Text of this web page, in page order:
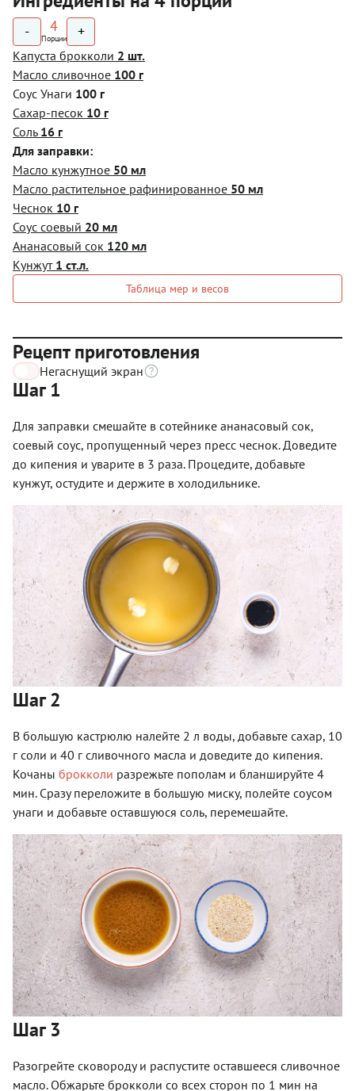
- 4
Порции +
Капуста брокколи 2 шт.
Масло сливочное 100 г
Соус Унаги 100 г
Сахар-песок 10 г
Соль 16 г
Для заправки:
Масло кунжутное 50 мл
Масло растительное рафинированное 50 мл
Чеснок 10 г
Соус соевый 20 мл
Ананасовый сок 120 мл
Кунжут 1 ст.л.
Таблица мер и весов
Рецепт приготовления
Негаснущий экран
Шаг 1
Для заправки смешайте в сотейнике ананасовый сок,
соевый соус, пропущенный через пресс чеснок. Доведите
до кипения и уварите в 3 раза. Процедите, добавьте
кунжут, остудите и держите в холодильнике.
Шаг 2
В большую кастрюлю налейте 2 л воды, добавьте сахар, 10
г соли и 40 г сливочного масла и доведите до кипения.
Кочаны брокколи разрежьте пополам и бланшируйте 4
мин. Сразу переложите в большую миску, полейте соусом
унаги и добавьте оставшуюся соль, перемешайте.
Шаг 3
Разогрейте сковороду и распустите оставшееся сливочное
масло. Обжарьте брокколи со всех сторон по 1 мин на